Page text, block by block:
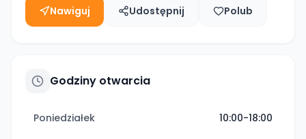
Nawiguj Udostępnij Polub
Godziny otwarcia
Poniedziałek 10:00-18:00